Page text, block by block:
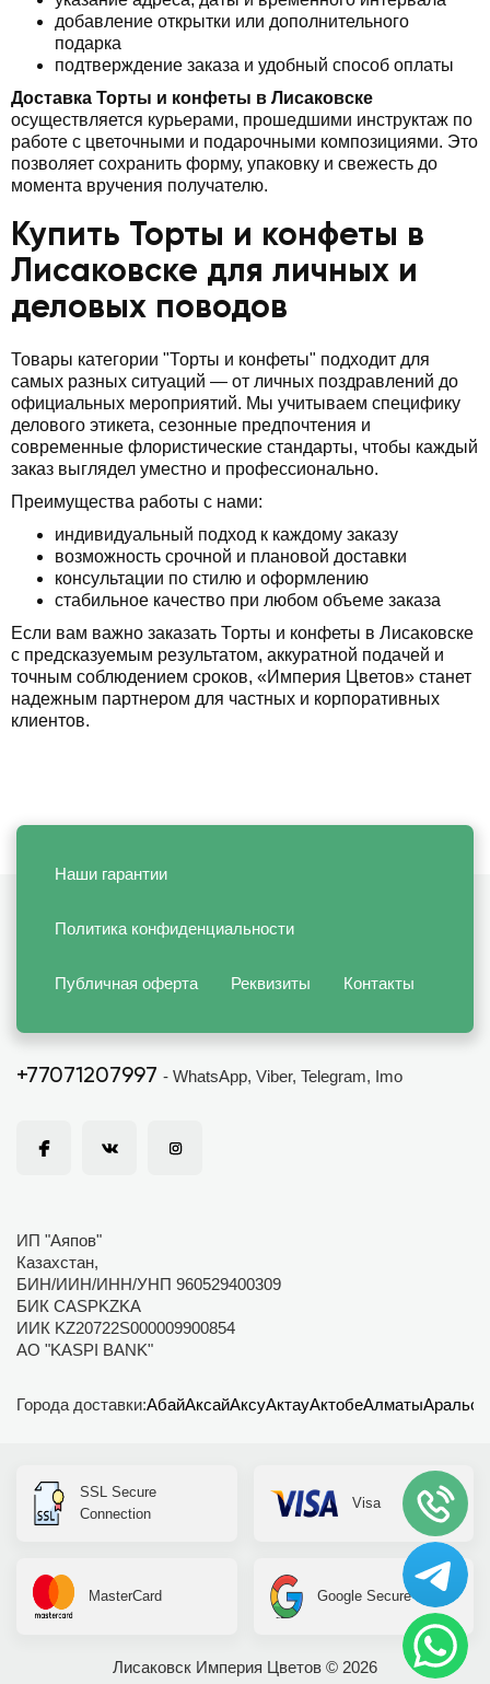
добавление открытки или дополнительного
подарка
подтверждение заказа и удобный способ оплаты
Доставка Торты и конфеты в Лисаковске
осуществляется курьерами, прошедшими инструктаж по
работе с цветочными и подарочными композициями. Это
позволяет сохранить форму, упаковку и свежесть до
момента вручения получателю.
Купить Торты и конфеты в
Лисаковске для личных и
деловых поводов
Товары категории "Торты и конфеты" подходит для
самых разных ситуаций — от личных поздравлений до
официальных мероприятий. Мы учитываем специфику
делового этикета, сезонные предпочтения и
современные флористические стандарты, чтобы каждый
заказ выглядел уместно и профессионально.
Преимущества работы с нами:
индивидуальный подход к каждому заказу
возможность срочной и плановой доставки
консультации по стилю и оформлению
стабильное качество при любом объеме заказа
Если вам важно заказать Торты и конфеты в Лисаковске
с предсказуемым результатом, аккуратной подачей и
точным соблюдением сроков, «Империя Цветов» станет
надежным партнером для частных и корпоративных
клиентов.
Наши гарантии
Политика конфиденциальности
Публичная оферта Реквизиты Контакты
+77071207997 - WhatsApp, Viber, Telegram, Imo
ИП "Аяпов"
Казахстан,
БИН/ИИН/ИНН/УНП 960529400309
БИК CASPKZKA
ИИК KZ20722S000009900854
АО "KASPI BANK"
Города доставки:АбайАксайАксуАктауАктобеАлматыАральск
Лисаковск Империя Цветов © 2026
SSL Secure
Connection
Visa
MasterCard Google Secure